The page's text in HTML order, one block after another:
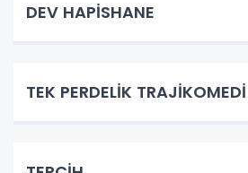
DEV HAPİSHANE
TEK PERDELİK TRAJİKOMEDİ